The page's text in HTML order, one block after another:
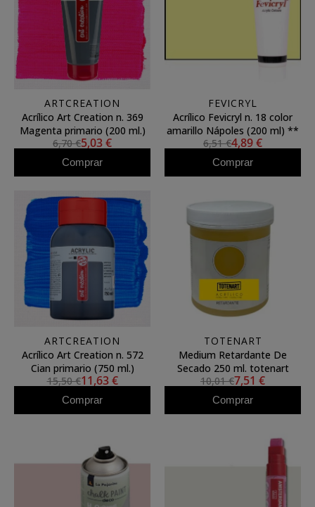
ARTCREATION
Acrílico Art Creation n. 369
Magenta primario (200 ml.)
6,70 €5,03 €
Comprar
FEVICRYL
Acrílico Fevicryl n. 18 color
amarillo Nápoles (200 ml) **
6,51 €4,89 €
Comprar
ARTCREATION
Acrílico Art Creation n. 572
Cian primario (750 ml.)
15,50 €11,63 €
Comprar
TOTENART
Medium Retardante De
Secado 250 ml. totenart
10,01 €7,51 €
Comprar